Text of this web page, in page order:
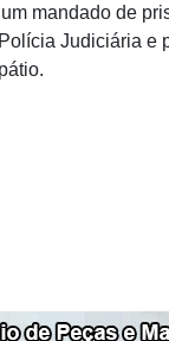
mandado de
Judiciária e